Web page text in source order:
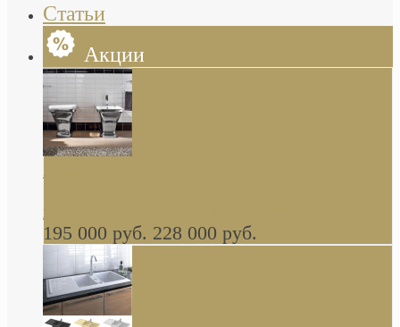
Статьи
Акции
Butterfly Scarabeo КОМПЛЕКТ санфаянса
глянцевая платина В НАЛИЧИИ
195 000 руб. 228 000 руб.